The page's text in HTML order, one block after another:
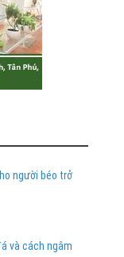
người béo trở
và cách ngâm